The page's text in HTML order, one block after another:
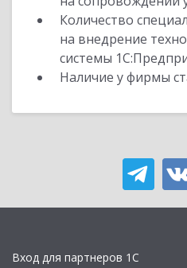
Количество
на внедрение
системы
Наличие у фирмы
Вход для партнеров 1С